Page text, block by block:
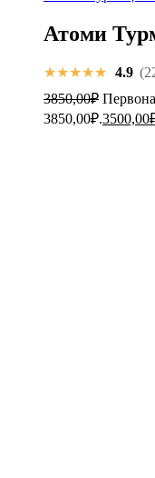
Атоми
★★★★★ 4.9
3850,00₽
3850,00₽.3500,00